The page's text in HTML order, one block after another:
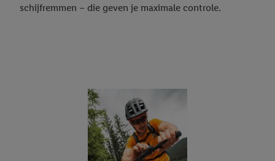
schijfremmen – die geven je maximale controle.